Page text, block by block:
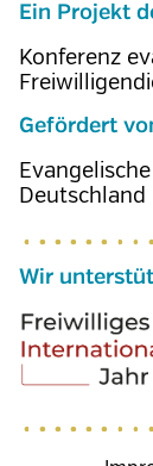
Ein Projekt
Konferenz
Gefördert
Deutschland
Wir